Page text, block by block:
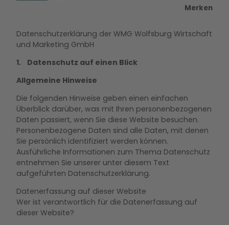
Merken
Datenschutzerklärung der WMG Wolfsburg Wirtschaft
und Marketing GmbH
1. Datenschutz auf einen Blick
Allgemeine Hinweise
Die folgenden Hinweise geben einen einfachen
Überblick darüber, was mit Ihren personenbezogenen
Daten passiert, wenn Sie diese Website besuchen.
Personenbezogene Daten sind alle Daten, mit denen
Sie persönlich identifiziert werden können.
Ausführliche Informationen zum Thema Datenschutz
entnehmen Sie unserer unter diesem Text
aufgeführten Datenschutzerklärung.
Datenerfassung auf dieser Website
Wer ist verantwortlich für die Datenerfassung auf
dieser Website?